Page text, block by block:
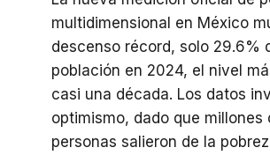
multidimensional en México
descenso récord, solo 29.6%
población en 2024, el nivel
casi una década. Los datos
optimismo, dado que millones
personas salieron de la